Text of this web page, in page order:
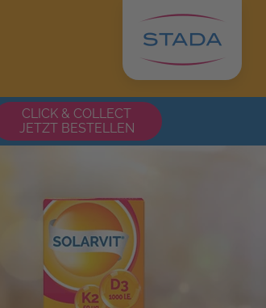
CLICK & COLLECT
JETZT BESTELLEN